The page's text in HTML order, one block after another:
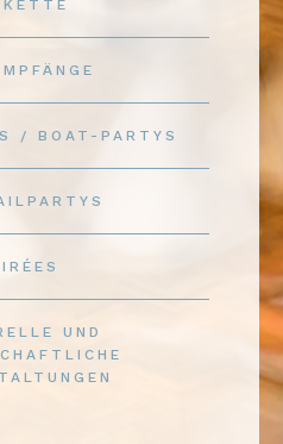
/ BOAT-PARTYS
UND